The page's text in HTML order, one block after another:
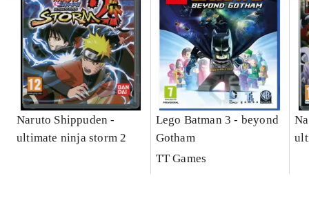
Naruto Shippuden -
ultimate ninja storm 2
Lego Batman 3 - beyond
Gotham
TT Games